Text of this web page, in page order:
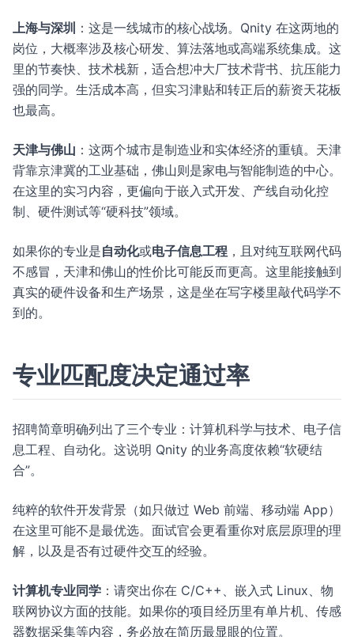
上海与深圳 ：这是一线城市的核心战场。Qnity 在这两地的
岗位，大概率涉及核心研发、算法落地或高端系统集成。这
里的节奏快、技术栈新，适合想冲大厂技术背书、抗压能力
强的同学。生活成本高，但实习津贴和转正后的薪资天花板
也最高。
天津与佛山 ：这两个城市是制造业和实体经济的重镇。天津
背靠京津冀的工业基础，佛山则是家电与智能制造的中心。
在这里的实习内容，更偏向于嵌入式开发、产线自动化控
制、硬件测试等“硬科技”领域。
如果你的专业是自动化或电子信息工程 ，且对纯互联网代码
不感冒，天津和佛山的性价比可能反而更高。这里能接触到
真实的硬件设备和生产场景，这是坐在写字楼里敲代码学不
到的。
专业匹配度决定通过率
招聘简章明确列出了三个专业：计算机科学与技术、电子信
息工程、自动化。这说明 Qnity 的业务高度依赖“软硬结
合”。
纯粹的软件开发背景（如只做过 Web 前端、移动端 App）
在这里可能不是最优选。面试官会更看重你对底层原理的理
解，以及是否有过硬件交互的经验。
计算机专业同学 ：请突出你在 C/C++、嵌入式 Linux、物
联网协议方面的技能。如果你的项目经历里有单片机、传感
器数据采集等内容，务必放在简历最显眼的位置。